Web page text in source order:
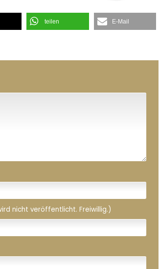
teilen E-Mail
nicht veröffentlicht. Freiwillig.)